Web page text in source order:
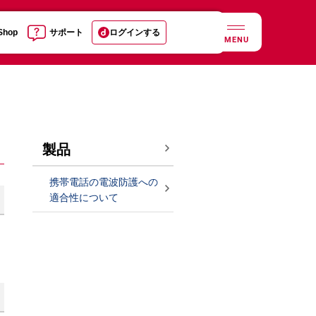
サポート ログインする
MENU
製品
携帯電話の電波防護への
適合性について